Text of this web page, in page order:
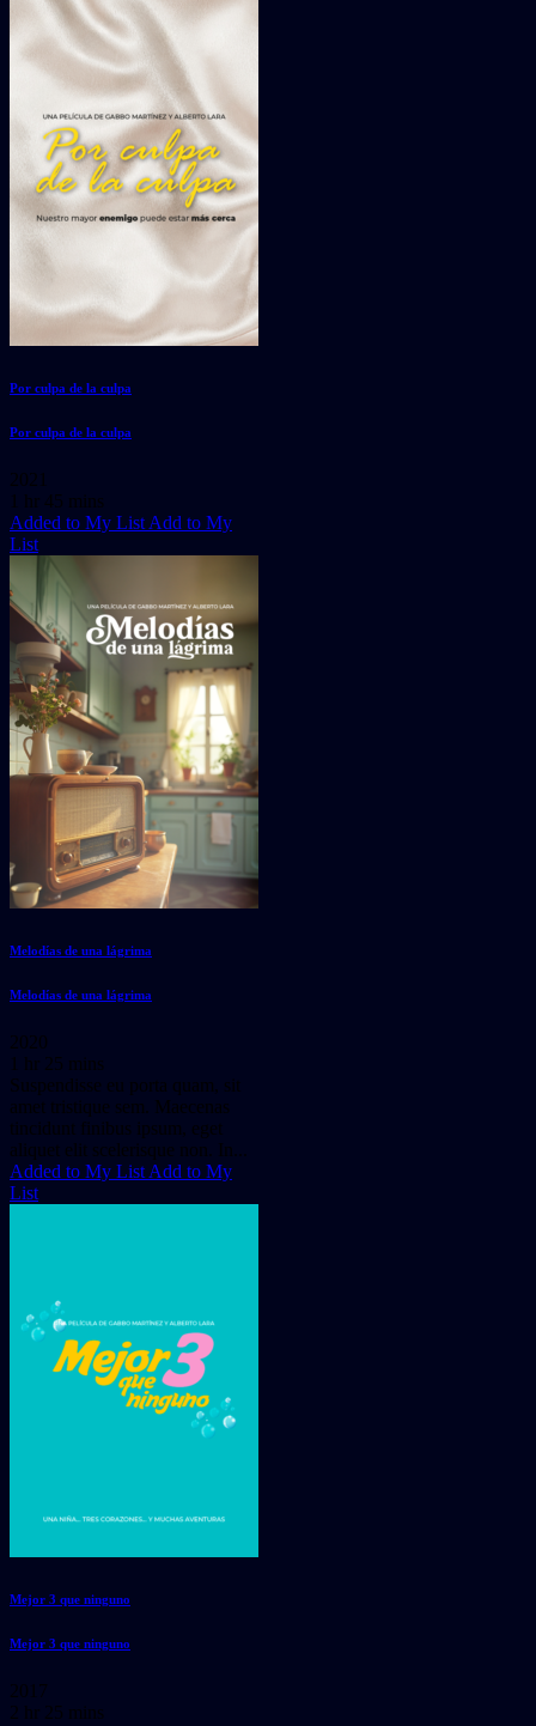
Por culpa de la culpa
Por culpa de la culpa
2021
1 hr 45 mins
Added to My List Add to My
List
Melodías de una lágrima
Melodías de una lágrima
2020
1 hr 25 mins
Suspendisse eu porta quam, sit
amet tristique sem. Maecenas
tincidunt finibus ipsum, eget
aliquet elit scelerisque non. In...
Added to My List Add to My
List
Mejor 3 que ninguno
Mejor 3 que ninguno
2017
2 hr 25 mins